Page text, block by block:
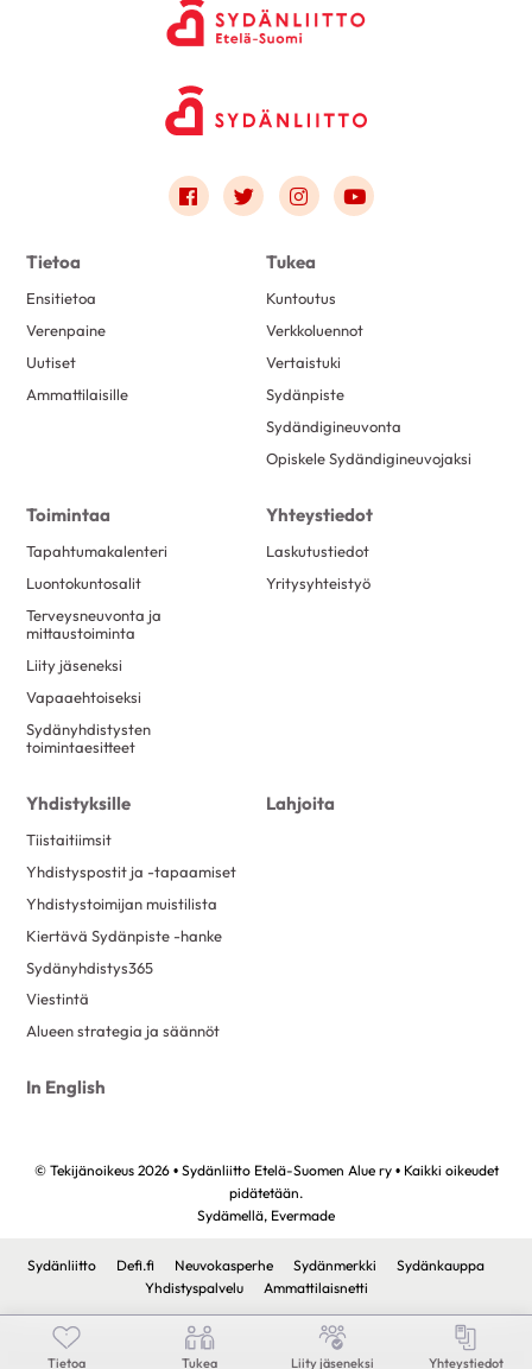
Tietoa Tukea Liity jäseneksi Yhteystiedot
Link to facebook
Link to twitter
Link to instagram
Link to youtube
Tietoa
Ensitietoa
Verenpaine
Uutiset
Ammattilaisille
Tukea
Kuntoutus
Verkkoluennot
Vertaistuki
Sydänpiste
Sydändigineuvonta
Opiskele Sydändigineuvojaksi
Toimintaa
Tapahtumakalenteri
Luontokuntosalit
Terveysneuvonta ja
mittaustoiminta
Liity jäseneksi
Vapaaehtoiseksi
Sydänyhdistysten
toimintaesitteet
Yhteystiedot
Laskutustiedot
Yritysyhteistyö
Yhdistyksille
Tiistaitiimsit
Yhdistyspostit ja -tapaamiset
Yhdistystoimijan muistilista
Kiertävä Sydänpiste -hanke
Sydänyhdistys365
Viestintä
Alueen strategia ja säännöt
Lahjoita
In English
© Tekijänoikeus 2026 • Sydänliitto Etelä-Suomen Alue ry • Kaikki oikeudet
pidätetään.
Sydämellä, Evermade
Sydänliitto Defi.fi Neuvokasperhe Sydänmerkki
Sydänkauppa
Yhdistyspalvelu
Ammattilaisnetti